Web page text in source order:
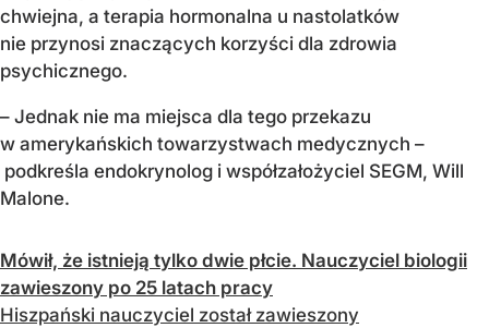
chwiejna, a terapia hormonalna u nastolatków
nie przynosi znaczących korzyści dla zdrowia
psychicznego.
– Jednak nie ma miejsca dla tego przekazu
w amerykańskich towarzystwach medycznych –
podkreśla endokrynolog i współzałożyciel SEGM, Will
Malone.
Mówił, że istnieją tylko dwie płcie. Nauczyciel biologii
zawieszony po 25 latach pracy
Hiszpański nauczyciel został zawieszony